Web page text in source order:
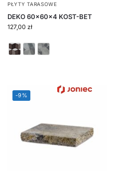
PŁYTY TARASOWE
DEKO 60x60x4 KOST-BET
127,00 zł
-9%